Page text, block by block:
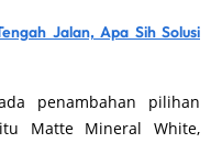
Jalan, Apa Sih Solusi
penambahan pilihan
Matte Mineral White,